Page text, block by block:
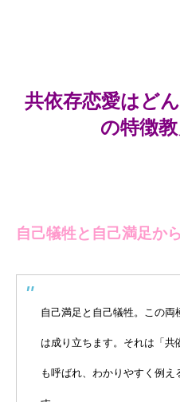
共依存恋愛はど
の特徴
自己犠牲と自己満足か
自己満足と自己犠牲。この
は成り立ちます。それは「共
も呼ばれ、わかりやすく例